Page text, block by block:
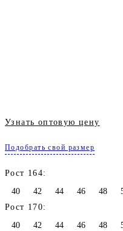
Узнать оптовую цену
Подобрать свой размер
Рост 164:
40
42 44 46 48
Рост 170:
40
42 44 46 48